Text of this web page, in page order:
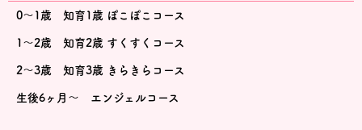
0～1歳 知育1歳 ぽこぽこコース
1～2歳 知育2歳 すくすくコース
2～3歳 知育3歳 きらきらコース
生後6ヶ月～ エンジェルコース